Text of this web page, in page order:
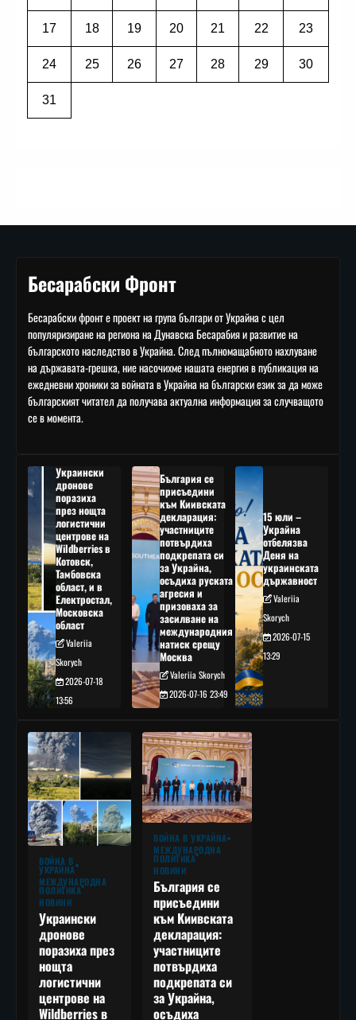
17 18 19 20 21 22 23
24 25 26 27 28 29 30
31
Бесарабски Фронт
Бесарабски фронт е проект на група българи от Украйна с цел
популяризиране на региона на Дунавска Бесарабия и развитие на
българското наследство в Украйна. След пълномащабното нахлуване
на държавата-грешка, ние насочихме нашата енергия в публикация на
ежедневни хроники за войната в Украйна на български език за да може
българският читател да получава актуална информация за случващото
се в момента.
Украински
дронове
поразиха
през нощта
логистични
центрове на
Wildberries в
Котовск,
Тамбовска
област, и в
Електростал,
Московска
област
Valeriia
Skorych
2026-07-18
13:56
България се
присъедини
към Киивската
декларация:
участниците
потвърдиха
подкрепата си
за Украйна,
осъдиха руската
агресия и
призоваха за
засилване на
международния
натиск срещу
Москва
Valeriia Skorych
2026-07-16 23:49
15 юли –
Украйна
отбелязва
Деня на
украинската
държавност
Valeriia
Skorych
2026-07-15
13:29
ВОЙНА В
УКРАЙНА
МЕЖДУНАРОДНА
ПОЛИТИКА
НОВИНИ
Украински
дронове
поразиха през
нощта
логистични
центрове на
Wildberries в
ВОЙНА В УКРАЙНА
МЕЖДУНАРОДНА
ПОЛИТИКА
НОВИНИ
България се
присъедини
към Киивската
декларация:
участниците
потвърдиха
подкрепата си
за Украйна,
осъдиха